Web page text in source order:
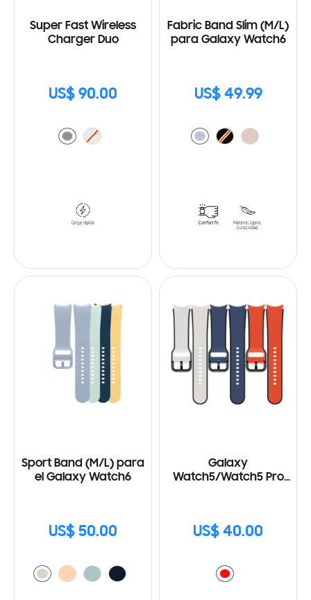
Super Fast Wireless
Charger Duo
US$ 90.00
Fabric Band Slim (M/L)
para Galaxy Watch6
US$ 49.99
Sport Band (M/L) para
el Galaxy Watch6
US$ 50.00
Galaxy
Watch5/Watch5 Pro
US$ 40.00